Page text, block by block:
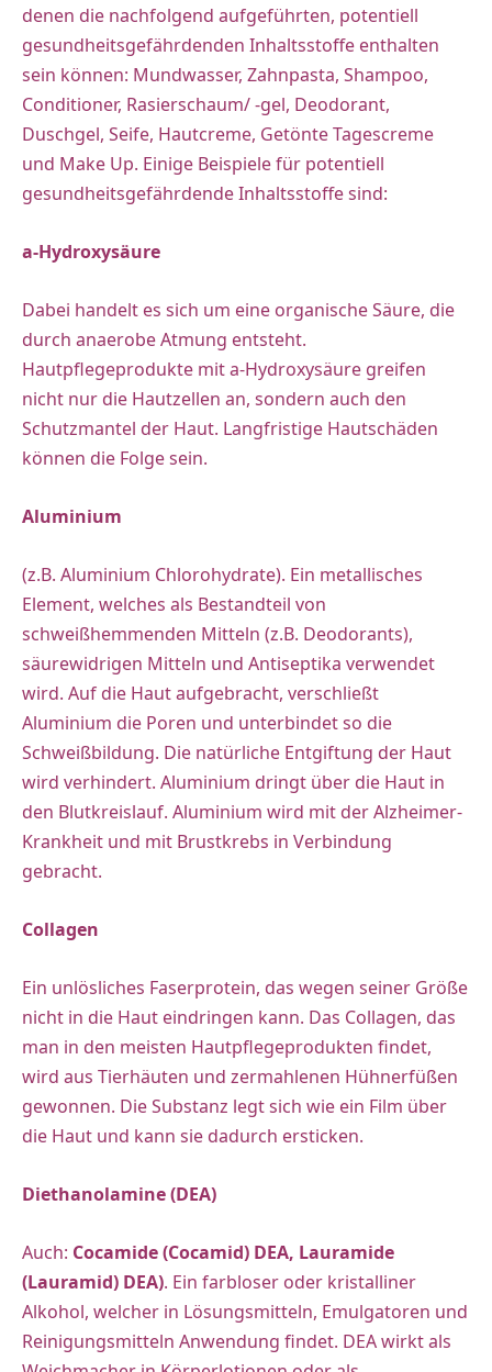
denen die nachfolgend aufgeführten, potentiell
gesundheitsgefährdenden Inhaltsstoffe enthalten
sein können: Mundwasser, Zahnpasta, Shampoo,
Conditioner, Rasierschaum/ -gel, Deodorant,
Duschgel, Seife, Hautcreme, Getönte Tagescreme
und Make Up. Einige Beispiele für potentiell
gesundheitsgefährdende Inhaltsstoffe sind:
a-Hydroxysäure
Dabei handelt es sich um eine organische Säure, die
durch anaerobe Atmung entsteht.
Hautpflegeprodukte mit a-Hydroxysäure greifen
nicht nur die Hautzellen an, sondern auch den
Schutzmantel der Haut. Langfristige Hautschäden
können die Folge sein.
Aluminium
(z.B. Aluminium Chlorohydrate). Ein metallisches
Element, welches als Bestandteil von
schweißhemmenden Mitteln (z.B. Deodorants),
säurewidrigen Mitteln und Antiseptika verwendet
wird. Auf die Haut aufgebracht, verschließt
Aluminium die Poren und unterbindet so die
Schweißbildung. Die natürliche Entgiftung der Haut
wird verhindert. Aluminium dringt über die Haut in
den Blutkreislauf. Aluminium wird mit der Alzheimer-
Krankheit und mit Brustkrebs in Verbindung
gebracht.
Collagen
Ein unlösliches Faserprotein, das wegen seiner Größe
nicht in die Haut eindringen kann. Das Collagen, das
man in den meisten Hautpflegeprodukten findet,
wird aus Tierhäuten und zermahlenen Hühnerfüßen
gewonnen. Die Substanz legt sich wie ein Film über
die Haut und kann sie dadurch ersticken.
Diethanolamine (DEA)
Auch: Cocamide (Cocamid) DEA, Lauramide
(Lauramid) DEA). Ein farbloser oder kristalliner
Alkohol, welcher in Lösungsmitteln, Emulgatoren und
Reinigungsmitteln Anwendung findet. DEA wirkt als